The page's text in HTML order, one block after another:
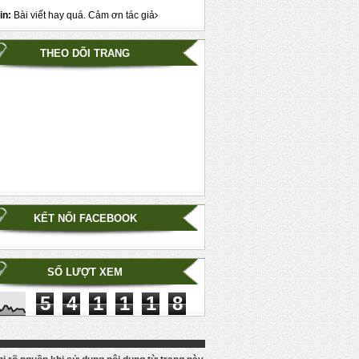
Bài viết hay quá. Cảm ơn tác giả
THEO DÕI TRANG
KẾT NỐI FACEBOOK
SỐ LƯỢT XEM
5 4 1 1 1 8